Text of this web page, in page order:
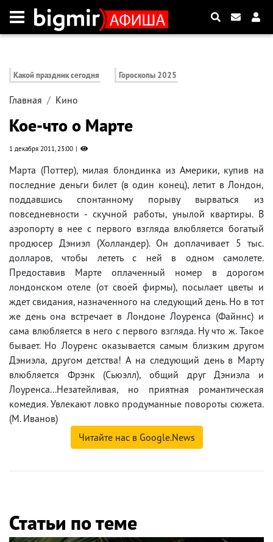
Какой праздник сегодня Гороскопы 2025
Главная Кино
Кое-что о Марте
1 декабря 2011, 23:00
Марта (Поттер), милая блондинка из Америки, купив на
последние деньги билет (в один конец), летит в Лондон,
поддавшись спонтанному порыву вырваться из
повседневности - скучной работы, унылой квартиры. В
аэропорту в нее с первого взгляда влюбляется богатый
продюсер Дэниэл (Холландер). Он доплачивает 5 тыс.
долларов, чтобы лететь с ней в одном самолете.
Предоставив Марте оплаченный номер в дорогом
лондонском отеле (от своей фирмы), посылает цветы и
ждет свидания, назначенного на следующий день. Но в тот
же день она встречает в Лондоне Лоуренса (Файннс) и
сама влюбляется в него с первого взгляда. Ну что ж. Такое
бывает. Но Лоуренс оказывается самым близким другом
Дэниэла, другом детства! А на следующий день в Марту
влюбляется Фрэнк (Сьюэлл), общий друг Дэниэла и
Лоуренса...Незатейливая, но приятная романтическая
комедия. Увлекают ловко продуманные повороты сюжета.
(М. Иванов)
Читайте нас в Google.News
Статьи по теме